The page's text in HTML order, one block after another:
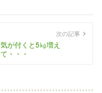
次の記事
気が付くと5㎏増え
て・・・